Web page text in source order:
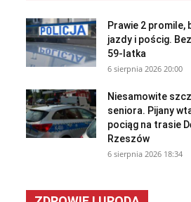
Prawie 2 promile,
jazdy i pościg.
59-latka
6 sierpnia 2026 20:00
Niesamowite
seniora. Pijany
pociąg na trasie
Rzeszów
6 sierpnia 2026 18:34